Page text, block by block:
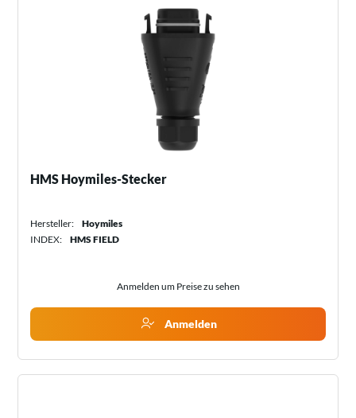
HMS Hoymiles-Stecker
Hersteller:
Hoymiles
INDEX:
HMS FIELD
Anmelden um Preise zu sehen
Anmelden